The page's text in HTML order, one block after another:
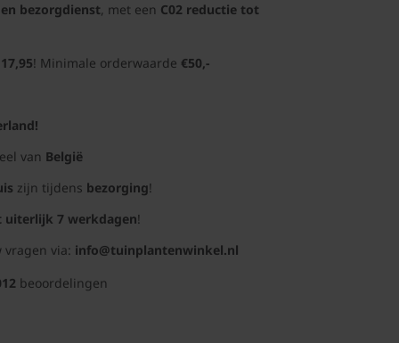
bezorgdienst, met een C02 reductie tot
! Minimale orderwaarde €50,-
van België
zijn tijdens bezorging!
uiterlijk 7 werkdagen!
vragen via: info@tuinplantenwinkel.nl
beoordelingen